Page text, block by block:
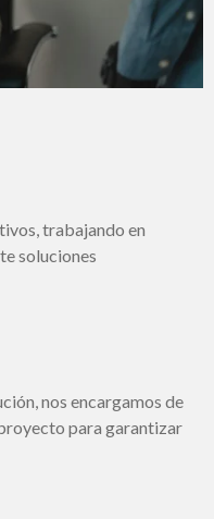
trabajando en
soluciones
nos encargamos de
para garantizar